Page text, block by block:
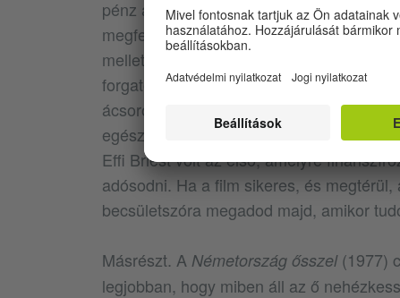
pénz azért mégis kell, akkor elvállal egy
megfeledkezik róla, hogy eladja az
mellett. Nem pályáztak, nem is volt
forgatókönyvet, kölcsönkértek,
ácsorogni és arra várni, hogy a tisztelt
egészséges és nem is helyes. Az első
Effi Briest volt az első, amelyre
adósodni. Ha a film sikeres, és
becsületszóra megadod majd, amikor
Másrészt. A Németország ősszel(1977)
legjobban, hogy miben áll az ő